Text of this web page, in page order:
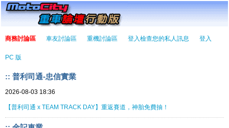
商務討論區 車友討論區 重機討論區 登入檢查您的私人訊息 登入
PC 版
:: 普利司通-忠信實業
2026-08-03 18:36
【普利司通 x TEAM TRACK DAY】重返賽道，神胎免費抽！